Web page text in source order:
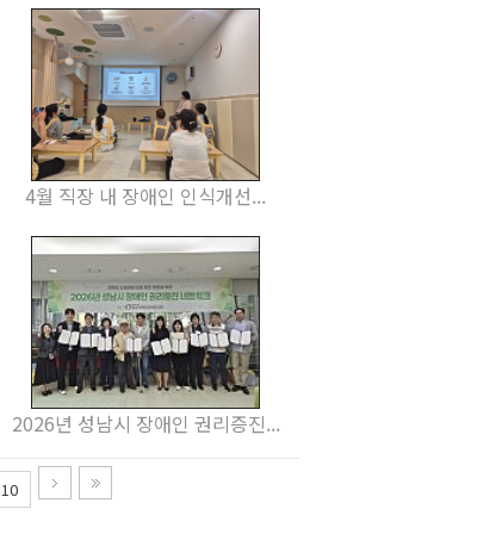
4월 직장 내 장애인 인식개선...
2026년 성남시 장애인 권리증진...
10